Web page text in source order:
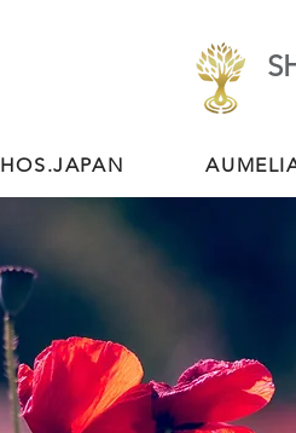
HOS.JAPAN